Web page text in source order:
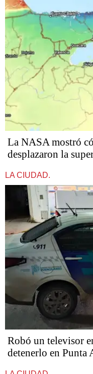
La NASA mostró
desplazaron la
LA CIUDAD.
Robó un televisor
detenerlo en Punta